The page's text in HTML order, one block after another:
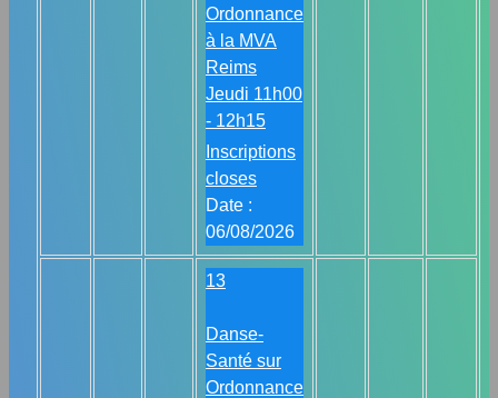
Ordonnance
à la MVA
Reims
Jeudi 11h00
- 12h15
Inscriptions
closes
Date :
06/08/2026
13
Danse-
Santé sur
Ordonnance